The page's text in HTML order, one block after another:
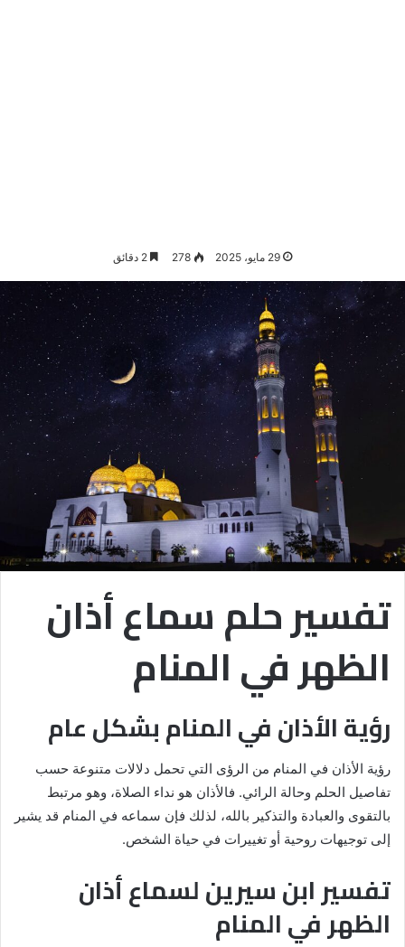
29 مايو، 2025 278
تفسير حلم سماع أذان
الظهر في المنام
رؤية الأذان في المنام بشكل عام
رؤية الأذان في المنام من الرؤى التي تحمل دلالات متنوعة حسب
تفاصيل الحلم وحالة الرائي. فالأذان هو نداء الصلاة، وهو مرتبط
بالتقوى والعبادة والتذكير بالله، لذلك فإن سماعه في المنام قد يشير
إلى توجيهات روحية أو تغييرات في حياة الشخص.
تفسير ابن سيرين لسماع أذان
الظهر في المنام